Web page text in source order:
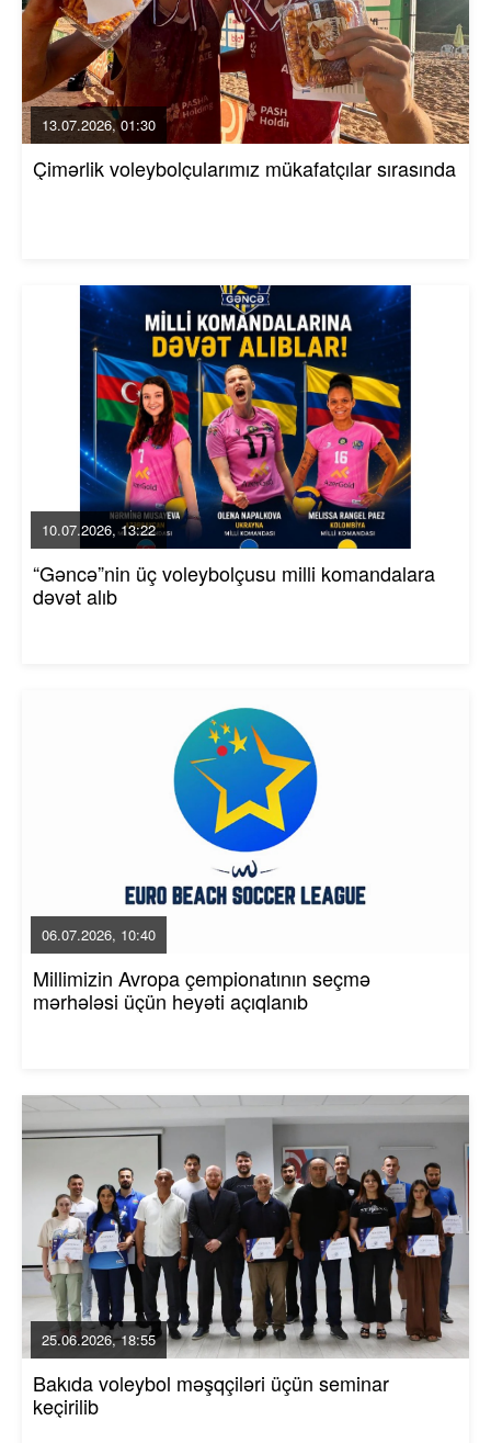
13.07.2026, 01:30
Çimərlik voleybolçularımız mükafatçılar sırasında
10.07.2026, 13:22
“Gəncə”nin üç voleybolçusu milli komandalara
dəvət alıb
06.07.2026, 10:40
Millimizin Avropa çempionatının seçmə
mərhələsi üçün heyəti açıqlanıb
25.06.2026, 18:55
Bakıda voleybol məşqçiləri üçün seminar
keçirilib